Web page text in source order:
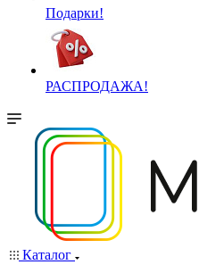
Подарки!
РАСПРОДАЖА!
Каталог